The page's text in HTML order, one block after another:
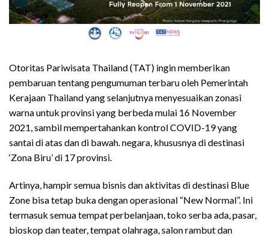
Otoritas Pariwisata Thailand (TAT) ingin memberikan
pembaruan tentang pengumuman terbaru oleh Pemerintah
Kerajaan Thailand yang selanjutnya menyesuaikan zonasi
warna untuk provinsi yang berbeda mulai 16 November
2021, sambil mempertahankan kontrol COVID-19 yang
santai di atas dan di bawah. negara, khususnya di destinasi
‘Zona Biru’ di 17 provinsi.
Artinya, hampir semua bisnis dan aktivitas di destinasi Blue
Zone bisa tetap buka dengan operasional “New Normal”. Ini
termasuk semua tempat perbelanjaan, toko serba ada, pasar,
bioskop dan teater, tempat olahraga, salon rambut dan